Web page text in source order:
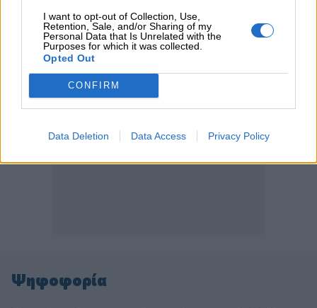
I want to opt-out of Collection, Use,
Retention, Sale, and/or Sharing of my
Personal Data that Is Unrelated with the
Purposes for which it was collected.
Opted Out
CONFIRM
Data Deletion Data Access Privacy Policy
Ψηφοφορία